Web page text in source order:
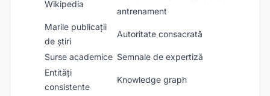
Wikipedia
antrenament
Marile publicații
de știri
Autoritate consacrată
Surse academice Semnale de expertiză
Entități
consistente
Knowledge graph